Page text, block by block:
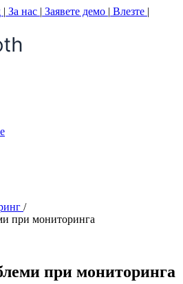
| За нас | Заявете демо | Влезте |
/
при мониторинга
при мониторинга